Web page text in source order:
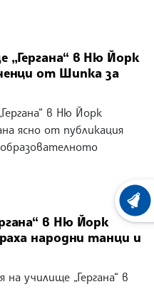
„Гергана“ в Ню Йорк
от Шипка за
в Ню Йорк
ясно от публикация
в Ню Йорк
народни танци и
училище „Гергана“ в